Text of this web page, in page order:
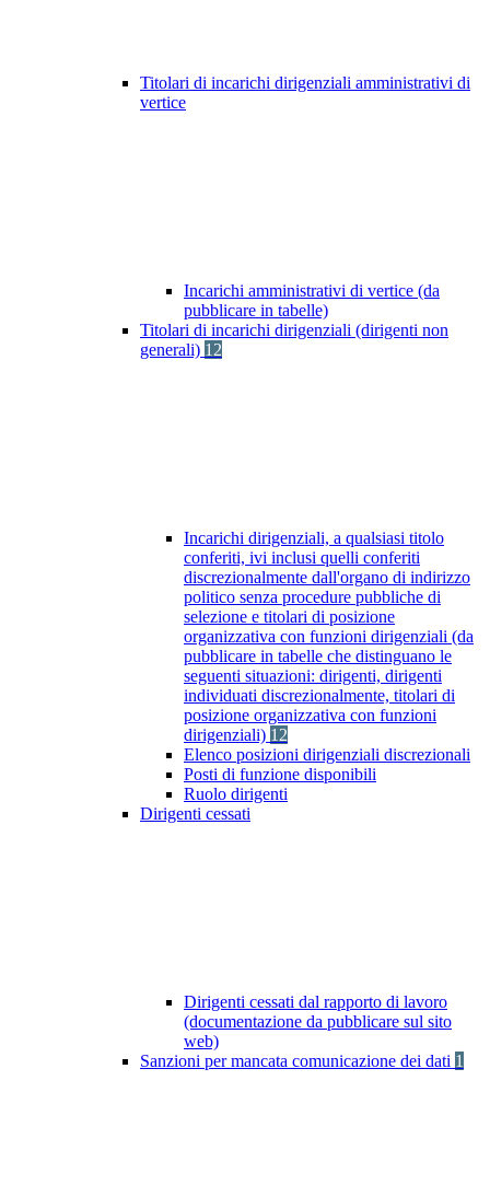
Titolari di incarichi dirigenziali amministrativi di
vertice
Incarichi amministrativi di vertice (da
pubblicare in tabelle)
Titolari di incarichi dirigenziali (dirigenti non
generali) 12
Incarichi dirigenziali, a qualsiasi titolo
conferiti, ivi inclusi quelli conferiti
discrezionalmente dall'organo di indirizzo
politico senza procedure pubbliche di
selezione e titolari di posizione
organizzativa con funzioni dirigenziali (da
pubblicare in tabelle che distinguano le
seguenti situazioni: dirigenti, dirigenti
individuati discrezionalmente, titolari di
posizione organizzativa con funzioni
dirigenziali) 12
Elenco posizioni dirigenziali discrezionali
Posti di funzione disponibili
Ruolo dirigenti
Dirigenti cessati
Dirigenti cessati dal rapporto di lavoro
(documentazione da pubblicare sul sito
web)
Sanzioni per mancata comunicazione dei dati 1